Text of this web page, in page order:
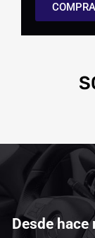
Desde hace